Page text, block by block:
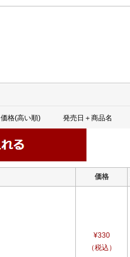
価格(高い順) 発売日＋商品名
価格
¥330
（税込）